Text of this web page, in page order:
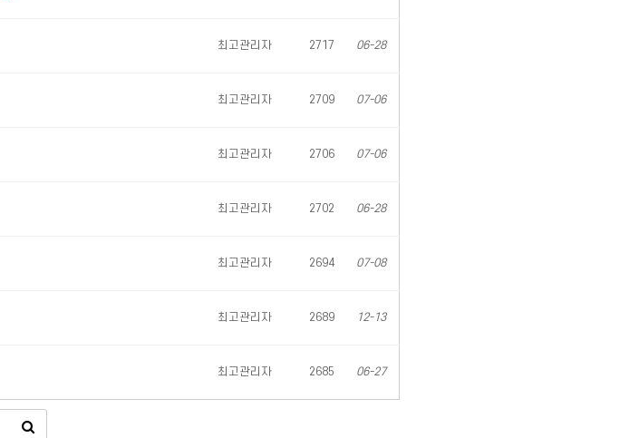
최고관리자 2717 06-28
최고관리자 2709 07-06
최고관리자 2706 07-06
최고관리자 2702 06-28
최고관리자 2694 07-08
최고관리자 2689 12-13
최고관리자 2685 06-27